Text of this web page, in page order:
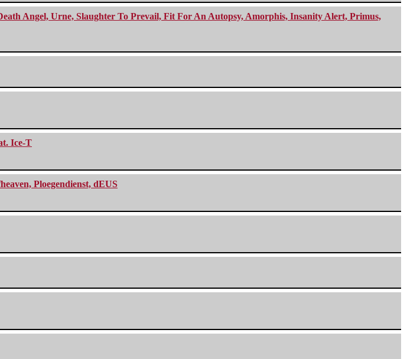
Angel, Urne, Slaughter To Prevail, Fit For An Autopsy, Amorphis, Insanity Alert, Primus,
Ice-T
Ploegendienst, dEUS